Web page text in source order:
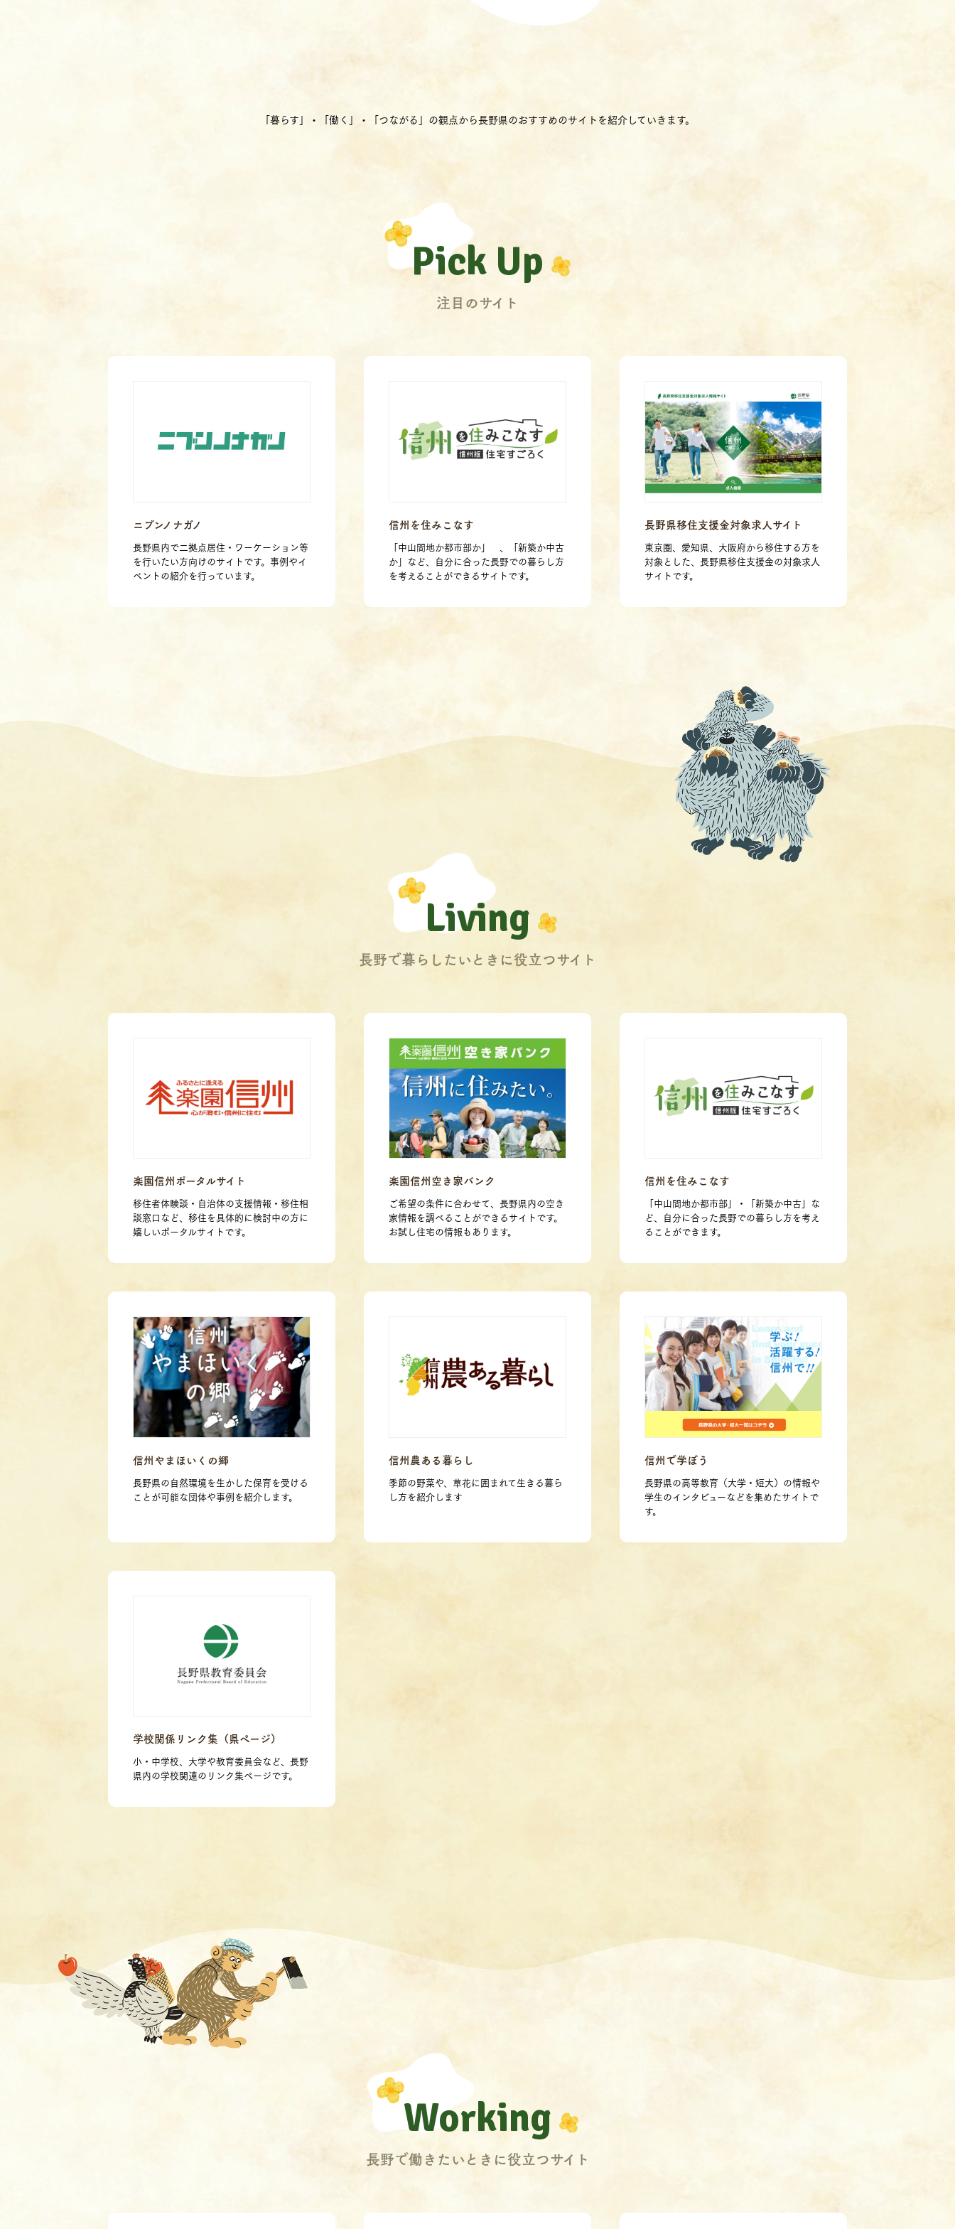
「暮らす」・「働く」・「つながる」の観点から長野県のおすすめのサイトを紹介していきます。
Pick Up
注目のサイト
ニブンノナガノ
長野県内で二拠点居住・ワーケーション等
を行いたい方向けのサイトです。事例やイ
ベントの紹介を行っています。
信州を住みこなす
「中山間地か都市部か」 、「新築か中古
か」など、自分に合った長野での暮らし方
を考えることができるサイトです。
長野県移住支援金対象求人サイト
東京圏、愛知県、大阪府から移住する方を
対象とした、長野県移住支援金の対象求人
サイトです。
Living
長野で暮らしたいときに役立つサイト
楽園信州ポータルサイト
移住者体験談・自治体の支援情報・移住相
談窓口など、移住を具体的に検討中の方に
嬉しいポータルサイトです。
楽園信州空き家バンク
ご希望の条件に合わせて、長野県内の空き
家情報を調べることができるサイトです。
お試し住宅の情報もあります。
信州を住みこなす
「中山間地か都市部」・「新築か中古」な
ど、自分に合った長野での暮らし方を考え
ることができます。
信州やまほいくの郷
長野県の自然環境を生かした保育を受ける
ことが可能な団体や事例を紹介します。
信州農ある暮らし
季節の野菜や、草花に囲まれて生きる暮ら
し方を紹介します
信州で学ぼう
長野県の高等教育（大学・短大）の情報や
学生のインタビューなどを集めたサイトで
す。
学校関係リンク集（県ページ）
小・中学校、大学や教育委員会など、長野
県内の学校関連のリンク集ページです。
Working
長野で働きたいときに役立つサイト